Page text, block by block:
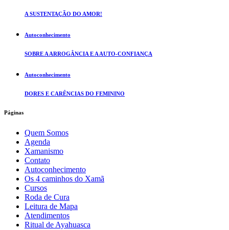
A SUSTENTAÇÃO DO AMOR!
Autoconhecimento
SOBRE A ARROGÂNCIA E A AUTO-CONFIANÇA
Autoconhecimento
DORES E CARÊNCIAS DO FEMININO
Páginas
Quem Somos
Agenda
Xamanismo
Contato
Autoconhecimento
Os 4 caminhos do Xamã
Cursos
Roda de Cura
Leitura de Mapa
Atendimentos
Ritual de Ayahuasca